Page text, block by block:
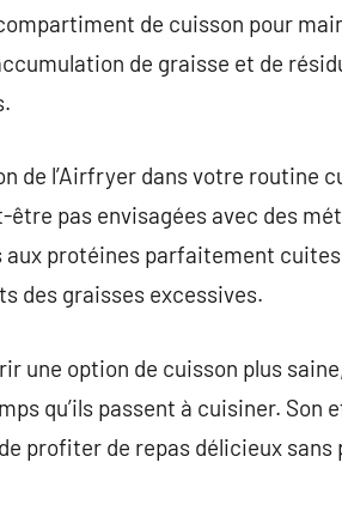
de cuisson pour
de graisse et de
de l’Airfryer dans votre routine
être pas envisagées avec des
protéines parfaitement
des graisses excessives.
une option de cuisson plus
qu’ils passent à cuisiner.
profiter de repas délicieux sans